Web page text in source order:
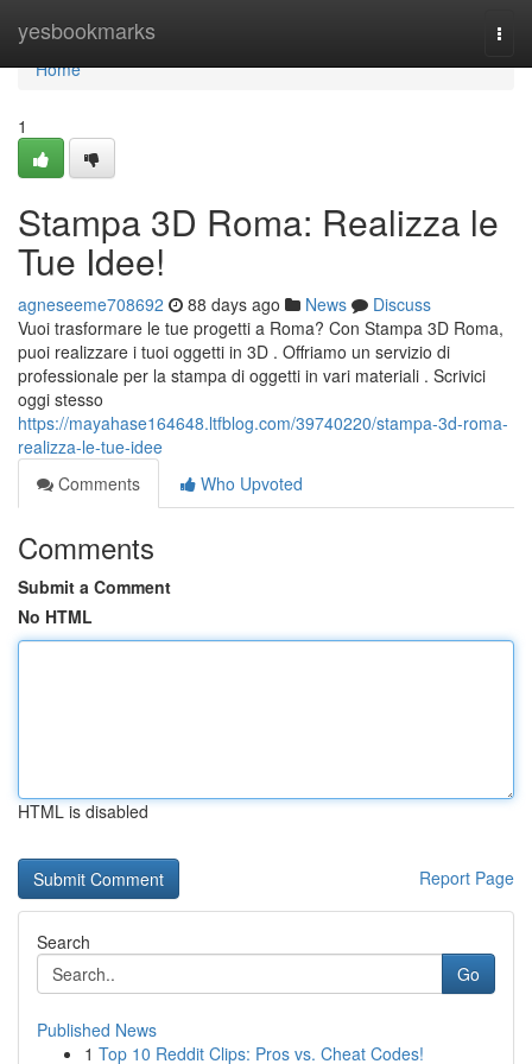
yesbookmarks
Home
Home
1
Stampa 3D Roma: Realizza le
Tue Idee!
agneseeme708692 88 days ago News
Discuss
Vuoi trasformare le tue progetti a Roma? Con Stampa 3D Roma,
puoi realizzare i tuoi oggetti in 3D . Offriamo un servizio di
professionale per la stampa di oggetti in vari materiali . Scrivici
oggi stesso
https://mayahase164648.ltfblog.com/39740220/stampa-3d-roma-
realizza-le-tue-idee
Comments
Who Upvoted
Comments
Submit a Comment
No HTML
HTML is disabled
Report Page
Search
Go
Published News
1 Top 10 Reddit Clips: Pros vs. Cheat Codes!